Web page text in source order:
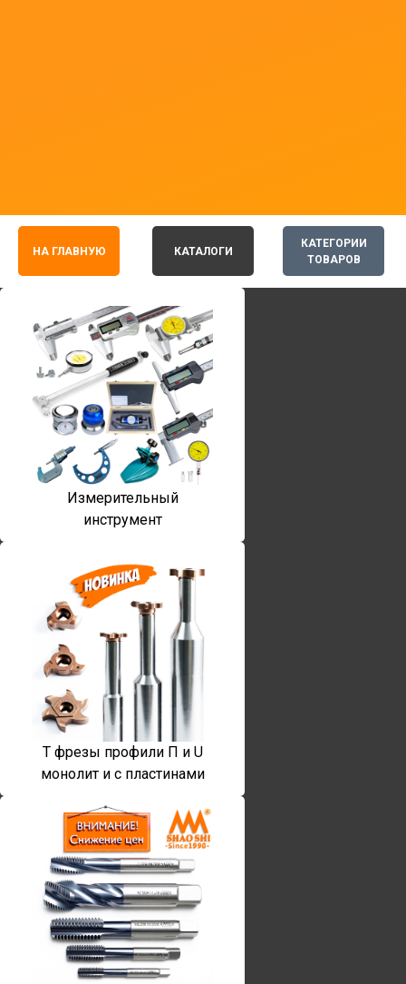
КАТЕГОРИИ
ТОВАРОВ
НА ГЛАВНУЮ КАТАЛОГИ
Измерительный
инструмент
T фрезы профили П и U
монолит и с пластинами